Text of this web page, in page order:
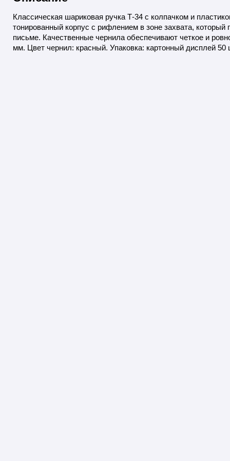
Классическая шариковая ручка Т-34 с колпачком и
тонированный корпус с рифлением в зоне захвата,
письме. Качественные чернила обеспечивают четкое и
мм. Цвет чернил: красный. Упаковка: картонный дисплей 50